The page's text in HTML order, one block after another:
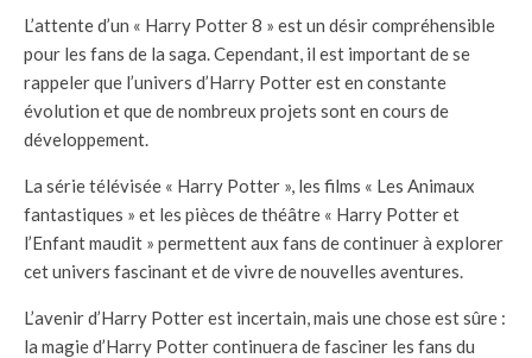
L’attente d’un « Harry Potter 8 » est un désir compréhensible
pour les fans de la saga. Cependant, il est important de se
rappeler que l’univers d’Harry Potter est en constante
évolution et que de nombreux projets sont en cours de
développement.
La série télévisée « Harry Potter », les films « Les Animaux
fantastiques » et les pièces de théâtre « Harry Potter et
l’Enfant maudit » permettent aux fans de continuer à explorer
cet univers fascinant et de vivre de nouvelles aventures.
L’avenir d’Harry Potter est incertain, mais une chose est sûre :
la magie d’Harry Potter continuera de fasciner les fans du